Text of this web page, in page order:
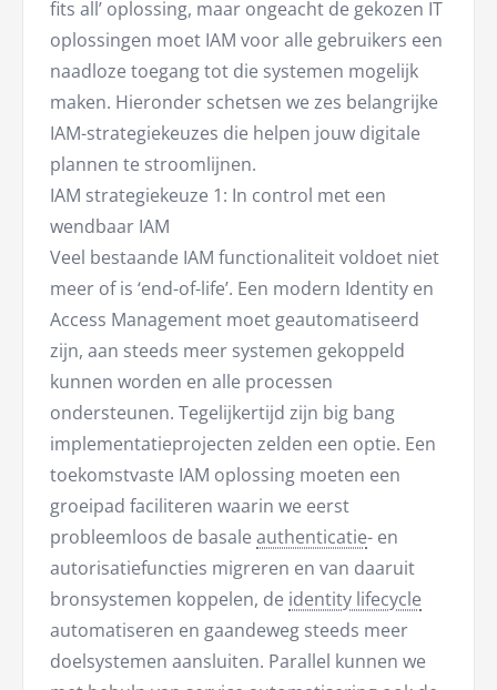
fits all’ oplossing, maar ongeacht de gekozen IT
oplossingen moet IAM voor alle gebruikers een
naadloze toegang tot die systemen mogelijk
maken. Hieronder schetsen we zes belangrijke
IAM-strategiekeuzes die helpen jouw digitale
plannen te stroomlijnen.
IAM strategiekeuze 1: In control met een
wendbaar IAM
Veel bestaande IAM functionaliteit voldoet niet
meer of is ‘end-of-life’. Een modern Identity en
Access Management moet geautomatiseerd
zijn, aan steeds meer systemen gekoppeld
kunnen worden en alle processen
ondersteunen. Tegelijkertijd zijn big bang
implementatieprojecten zelden een optie. Een
toekomstvaste IAM oplossing moeten een
groeipad faciliteren waarin we eerst
probleemloos de basale authenticatie- en
autorisatiefuncties migreren en van daaruit
bronsystemen koppelen, de identity lifecycle
automatiseren en gaandeweg steeds meer
doelsystemen aansluiten. Parallel kunnen we